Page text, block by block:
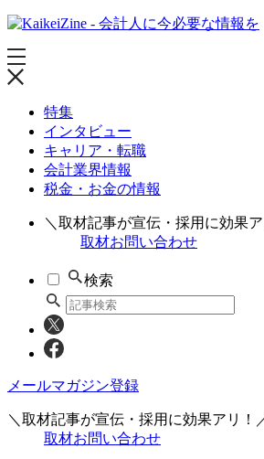
特集
インタビュー
キャリア・転職
会計業界情報
税金・お金の情報
＼取材記事が宣伝・採用に効果
取材お問い合わせ
検索
メールマガジン登録
＼取材記事が宣伝・採用に効果アリ！
取材お問い合わせ